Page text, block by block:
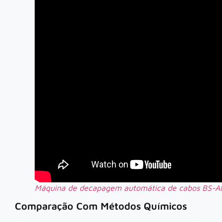
Máquina de decapagem automática de cabos BS-
Comparação Com Métodos Químicos